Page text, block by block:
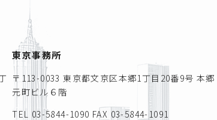
東京事務所
〒113-0033 東京都文京区本郷1丁目20番9号 本郷
元町ビル６階
TEL 03-5844-1090 FAX 03-5844-1091